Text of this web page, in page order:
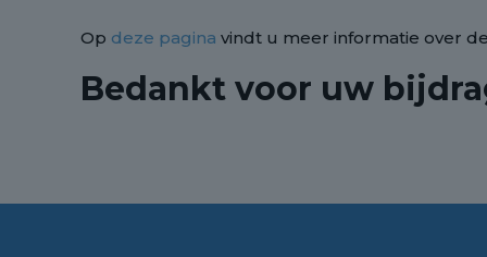
Op deze pagina vindt u meer informatie over
Bedankt voor uw